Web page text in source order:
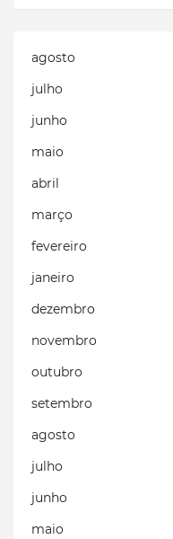
agosto
julho
junho
maio
abril
março
fevereiro
janeiro
dezembro
novembro
outubro
setembro
agosto
julho
junho
maio